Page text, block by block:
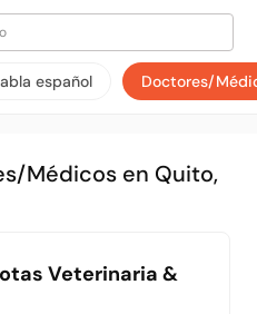
español Doctores/
Médicos en Quito,
Veterinaria &